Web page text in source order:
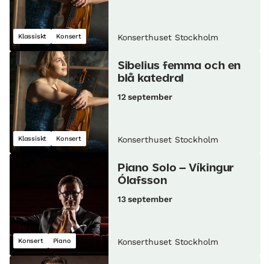
Klassiskt Konsert Konserthuset Stockholm
Klassiskt Konsert
Sibelius femma och en
blå katedral
12 september
Konserthuset Stockholm
Konsert Piano
Piano Solo – Víkingur
Ólafsson
13 september
Konserthuset Stockholm